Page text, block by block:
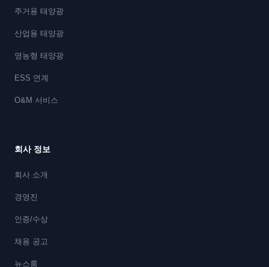
주거용 태양광
산업용 태양광
영농형 태양광
ESS 연계
O&M 서비스
회사 정보
회사 소개
경영진
인증/수상
채용 공고
뉴스룸